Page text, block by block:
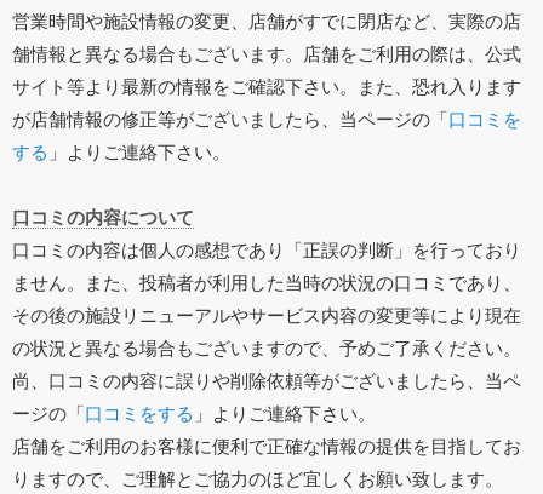
営業時間や施設情報の変更、店舗がすでに閉店など、実際の店
舗情報と異なる場合もございます。店舗をご利用の際は、公式
サイト等より最新の情報をご確認下さい。また、恐れ入ります
が店舗情報の修正等がございましたら、当ページの「口コミを
する 」よりご連絡下さい。
口コミの内容について
口コミの内容は個人の感想であり「正誤の判断」を行っており
ません。また、投稿者が利用した当時の状況の口コミであり、
その後の施設リニューアルやサービス内容の変更等により現在
の状況と異なる場合もございますので、予めご了承ください。
尚、口コミの内容に誤りや削除依頼等がございましたら、当ペ
ージの「口コミをする 」よりご連絡下さい。
店舗をご利用のお客様に便利で正確な情報の提供を目指してお
りますので、ご理解とご協力のほど宜しくお願い致します。